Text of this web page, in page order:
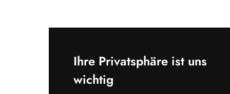
Ihre Privatsphäre ist uns
wichtig